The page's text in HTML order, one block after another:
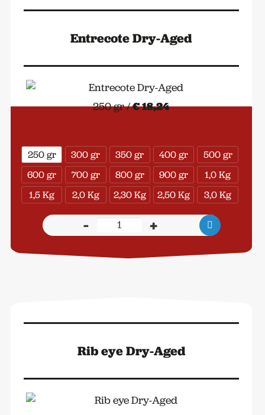
Entrecote Dry-Aged
250 gr /€ 18,24
250 gr 300 gr 350 gr 400 gr
500 gr
600 gr
700 gr 800 gr 900 gr
1,0 Kg
1,5 Kg
2,0 Kg 2,30 Kg 2,50 Kg 3,0 Kg
-
Entrecote
Dry-
Aged
+
Rib eye Dry-Aged